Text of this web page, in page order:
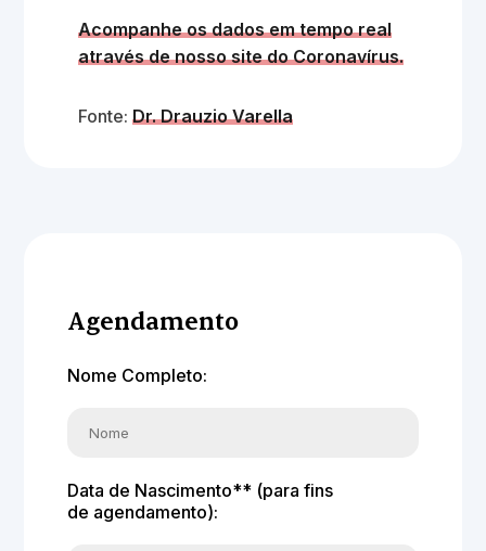
Acompanhe os dados em tempo real
através de nosso site do Coronavírus.
Fonte:Dr. Drauzio Varella
Agendamento
Nome Completo:
Data de Nascimento** (para fins
de agendamento):